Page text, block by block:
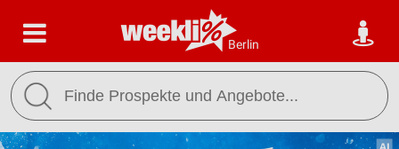
Berlin